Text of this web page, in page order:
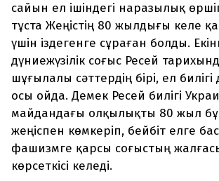
сайын ел ішіндегі наразылық
тұста Жеңістің 80 жылдығы келе
үшін іздегенге сұраған болды.
дүниежүзілік соғыс Ресей
шұғылалы сәттердің бірі, ел
осы ойда. Демек Ресей билігі
майдандағы олқылықты 80 жыл
жеңіспен көмкеріп, бейбіт елге
фашизмге қарсы соғыстың
көрсеткісі келеді.